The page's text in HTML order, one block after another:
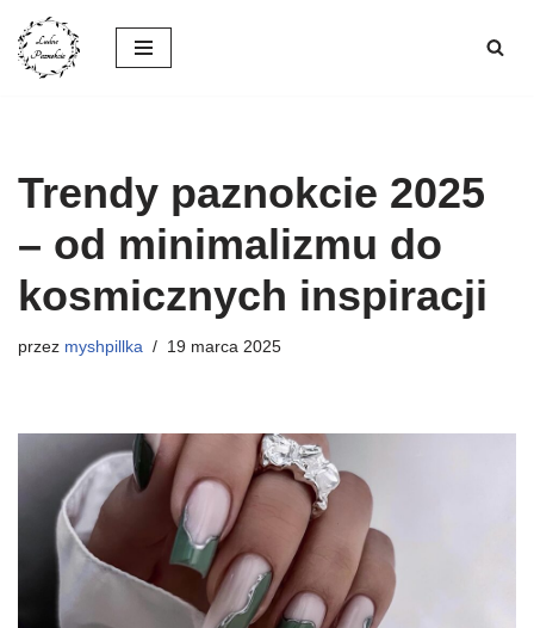
Przejdź
Trendy paznokcie 2025
– od minimalizmu do
kosmicznych inspiracji
przez myshpillka 19 marca 2025